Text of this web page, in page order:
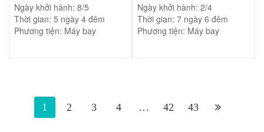
Ngày khởi hành: 8/5
Thời gian: 5 ngày 4 đêm
Phương tiện: Máy bay
Ngày khởi hành: 2/4
Thời gian: 7 ngày 6 đêm
Phương tiện: Máy bay
1 2 3 4 … 42 43